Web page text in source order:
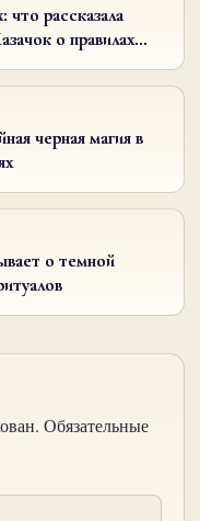
рассказала
о правилах
черная магия в
о темной
Обязательные